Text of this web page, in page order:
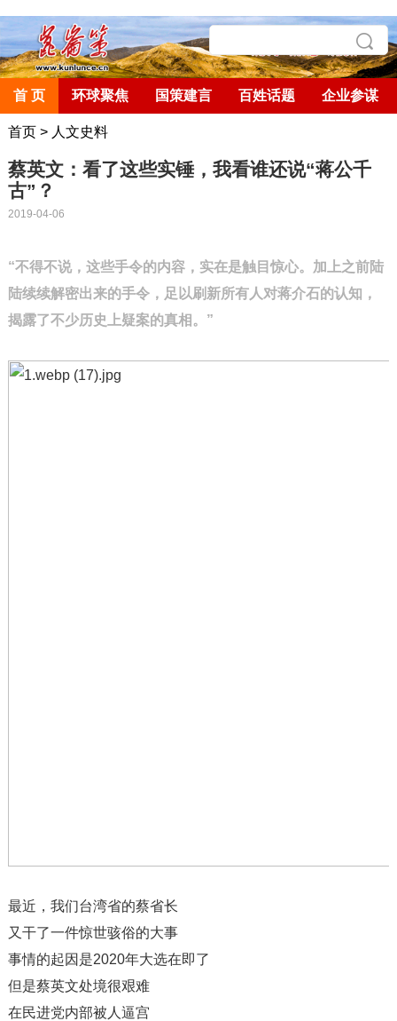
首 页 环球聚焦 国策建言 百姓话题 企业参谋
首页> 人文史料
蔡英文：看了这些实锤，我看谁还说“蒋公千
古”？
2019-04-06
“不得不说，这些手令的内容， 实在是触目惊心。 加上之前陆
陆续续解密出来的手令， 足以刷新所有人对蒋介石的认知，
揭露了不少历史上疑案的真相。”
最近，我们台湾省的蔡省长
又干了一件惊世骇俗的大事
事情的起因是2020年大选在即了
但是蔡英文处境很艰难
在民进党内部被人逼宫